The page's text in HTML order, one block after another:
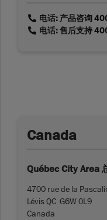
link电话: 产品咨询
link电话: 售后支持
Canada
Québec City Area
4700 rue de la
Lévis QC G6W 0L9
Canada